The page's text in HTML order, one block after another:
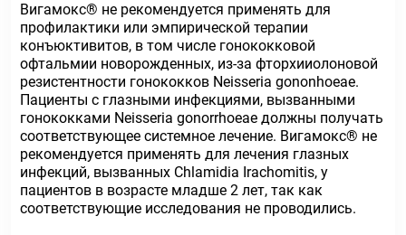
Вигамокс® не рекомендуется применять для
профилактики или эмпирической терапии
конъюктивитов, в том числе гонококковой
офтальмии новорожденных, из-за фторхииолоновой
резистентности гонококков Neisseria gononhoeae.
Пациенты с глазными инфекциями, вызванными
гонококками Neisseria gonorrhoeae должны получать
соответствующее системное лечение. Вигамокс® не
рекомендуется применять для лечения глазных
инфекций, вызванных Chlamidia Irachomitis, у
пациентов в возрасте младше 2 лет, так как
соответствующие исследования не проводились.